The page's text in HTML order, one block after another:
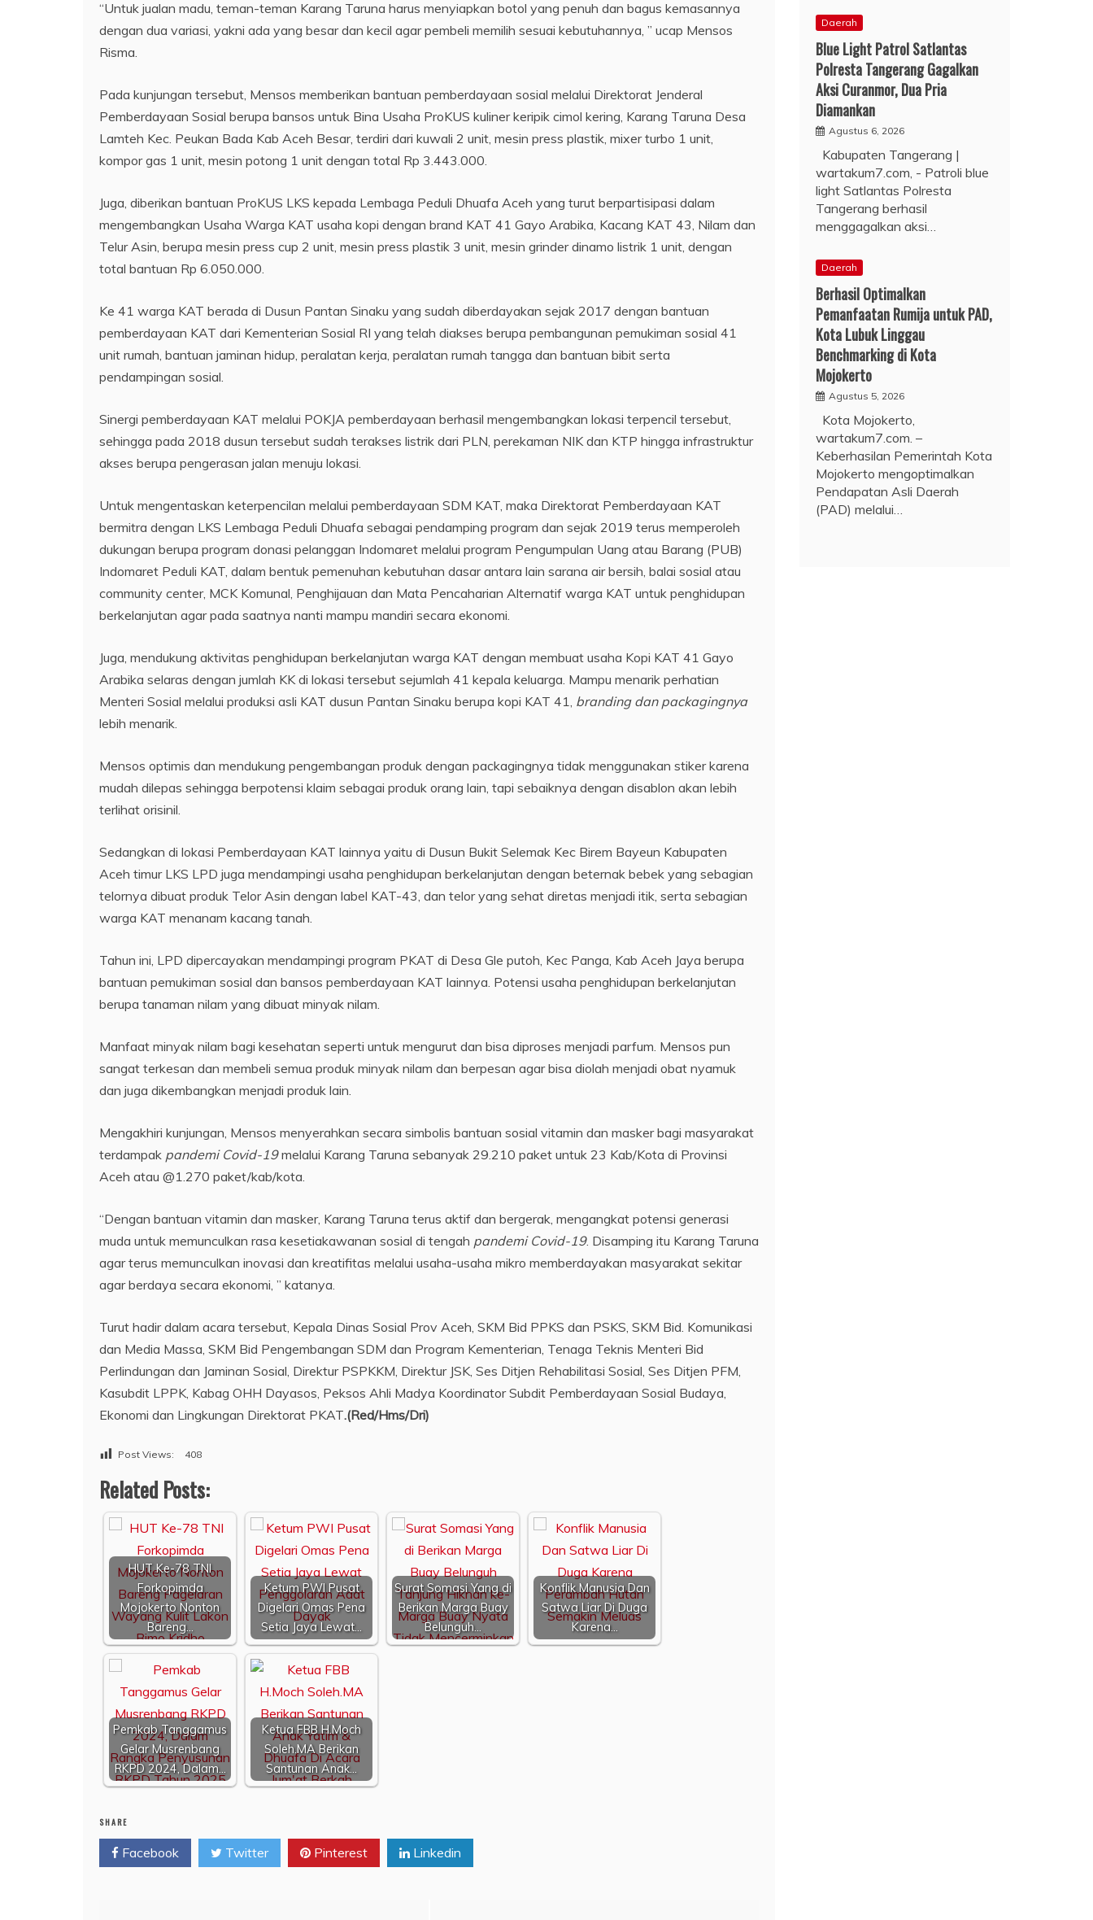
“Untuk jualan madu, teman-teman Karang Taruna harus menyiapkan botol yang penuh dan bagus kemasannya
dengan dua variasi, yakni ada yang besar dan kecil agar pembeli memilih sesuai kebutuhannya, ” ucap Mensos
Risma.
Pada kunjungan tersebut, Mensos memberikan bantuan pemberdayaan sosial melalui Direktorat Jenderal
Pemberdayaan Sosial berupa bansos untuk Bina Usaha ProKUS kuliner keripik cimol kering, Karang Taruna Desa
Lamteh Kec. Peukan Bada Kab Aceh Besar, terdiri dari kuwali 2 unit, mesin press plastik, mixer turbo 1 unit,
kompor gas 1 unit, mesin potong 1 unit dengan total Rp 3.443.000.
Juga, diberikan bantuan ProKUS LKS kepada Lembaga Peduli Dhuafa Aceh yang turut berpartisipasi dalam
mengembangkan Usaha Warga KAT usaha kopi dengan brand KAT 41 Gayo Arabika, Kacang KAT 43, Nilam dan
Telur Asin, berupa mesin press cup 2 unit, mesin press plastik 3 unit, mesin grinder dinamo listrik 1 unit, dengan
total bantuan Rp 6.050.000.
Ke 41 warga KAT berada di Dusun Pantan Sinaku yang sudah diberdayakan sejak 2017 dengan bantuan
pemberdayaan KAT dari Kementerian Sosial RI yang telah diakses berupa pembangunan pemukiman sosial 41
unit rumah, bantuan jaminan hidup, peralatan kerja, peralatan rumah tangga dan bantuan bibit serta
pendampingan sosial.
Sinergi pemberdayaan KAT melalui POKJA pemberdayaan berhasil mengembangkan lokasi terpencil tersebut,
sehingga pada 2018 dusun tersebut sudah terakses listrik dari PLN, perekaman NIK dan KTP hingga infrastruktur
akses berupa pengerasan jalan menuju lokasi.
Untuk mengentaskan keterpencilan melalui pemberdayaan SDM KAT, maka Direktorat Pemberdayaan KAT
bermitra dengan LKS Lembaga Peduli Dhuafa sebagai pendamping program dan sejak 2019 terus memperoleh
dukungan berupa program donasi pelanggan Indomaret melalui program Pengumpulan Uang atau Barang (PUB)
Indomaret Peduli KAT, dalam bentuk pemenuhan kebutuhan dasar antara lain sarana air bersih, balai sosial atau
community center, MCK Komunal, Penghijauan dan Mata Pencaharian Alternatif warga KAT untuk penghidupan
berkelanjutan agar pada saatnya nanti mampu mandiri secara ekonomi.
Juga, mendukung aktivitas penghidupan berkelanjutan warga KAT dengan membuat usaha Kopi KAT 41 Gayo
Arabika selaras dengan jumlah KK di lokasi tersebut sejumlah 41 kepala keluarga. Mampu menarik perhatian
Menteri Sosial melalui produksi asli KAT dusun Pantan Sinaku berupa kopi KAT 41, branding dan packagingnya
lebih menarik.
Mensos optimis dan mendukung pengembangan produk dengan packagingnya tidak menggunakan stiker karena
mudah dilepas sehingga berpotensi klaim sebagai produk orang lain, tapi sebaiknya dengan disablon akan lebih
terlihat orisinil.
Sedangkan di lokasi Pemberdayaan KAT lainnya yaitu di Dusun Bukit Selemak Kec Birem Bayeun Kabupaten
Aceh timur LKS LPD juga mendampingi usaha penghidupan berkelanjutan dengan beternak bebek yang sebagian
telornya dibuat produk Telor Asin dengan label KAT-43, dan telor yang sehat diretas menjadi itik, serta sebagian
warga KAT menanam kacang tanah.
Tahun ini, LPD dipercayakan mendampingi program PKAT di Desa Gle putoh, Kec Panga, Kab Aceh Jaya berupa
bantuan pemukiman sosial dan bansos pemberdayaan KAT lainnya. Potensi usaha penghidupan berkelanjutan
berupa tanaman nilam yang dibuat minyak nilam.
Manfaat minyak nilam bagi kesehatan seperti untuk mengurut dan bisa diproses menjadi parfum. Mensos pun
sangat terkesan dan membeli semua produk minyak nilam dan berpesan agar bisa diolah menjadi obat nyamuk
dan juga dikembangkan menjadi produk lain.
Mengakhiri kunjungan, Mensos menyerahkan secara simbolis bantuan sosial vitamin dan masker bagi masyarakat
terdampak pandemi Covid-19melalui Karang Taruna sebanyak 29.210 paket untuk 23 Kab/Kota di Provinsi
Aceh atau @1.270 paket/kab/kota.
“Dengan bantuan vitamin dan masker, Karang Taruna terus aktif dan bergerak, mengangkat potensi generasi
muda untuk memunculkan rasa kesetiakawanan sosial di tengah pandemi Covid-19. Disamping itu Karang Taruna
agar terus memunculkan inovasi dan kreatifitas melalui usaha-usaha mikro memberdayakan masyarakat sekitar
agar berdaya secara ekonomi, ” katanya.
Turut hadir dalam acara tersebut, Kepala Dinas Sosial Prov Aceh, SKM Bid PPKS dan PSKS, SKM Bid. Komunikasi
dan Media Massa, SKM Bid Pengembangan SDM dan Program Kementerian, Tenaga Teknis Menteri Bid
Perlindungan dan Jaminan Sosial, Direktur PSPKKM, Direktur JSK, Ses Ditjen Rehabilitasi Sosial, Ses Ditjen PFM,
Kasubdit LPPK, Kabag OHH Dayasos, Peksos Ahli Madya Koordinator Subdit Pemberdayaan Sosial Budaya,
Ekonomi dan Lingkungan Direktorat PKAT.(Red/Hms/Dri)
Post Views: 408
Related Posts:
HUT Ke-78 TNI
Forkopimda
Mojokerto Nonton
Bareng…
Ketum PWI Pusat
Digelari Omas Pena
Setia Jaya Lewat…
Surat Somasi Yang di
Berikan Marga Buay
Belunguh…
Konflik Manusia Dan
Satwa Liar Di Duga
Karena…
Pemkab Tanggamus
Gelar Musrenbang
RKPD 2024, Dalam…
Ketua FBB H.Moch
Soleh.MA Berikan
Santunan Anak…
SHARE
Facebook Twitter Pinterest Linkedin
Daerah
Blue Light Patrol Satlantas
Polresta Tangerang Gagalkan
Aksi Curanmor, Dua Pria
Diamankan
Agustus 6, 2026
Kabupaten Tangerang |
wartakum7.com, - Patroli blue
light Satlantas Polresta
Tangerang berhasil
menggagalkan aksi…
Daerah
Berhasil Optimalkan
Pemanfaatan Rumija untuk PAD,
Kota Lubuk Linggau
Benchmarking di Kota
Mojokerto
Agustus 5, 2026
Kota Mojokerto,
wartakum7.com. –
Keberhasilan Pemerintah Kota
Mojokerto mengoptimalkan
Pendapatan Asli Daerah
(PAD) melalui…